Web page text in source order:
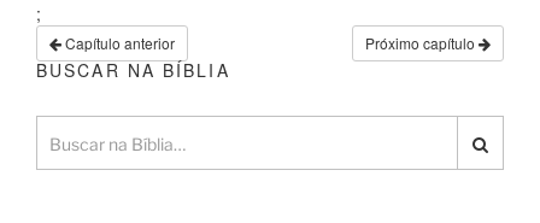
;
Capítulo anterior Próximo capítulo
BUSCAR NA BÍBLIA